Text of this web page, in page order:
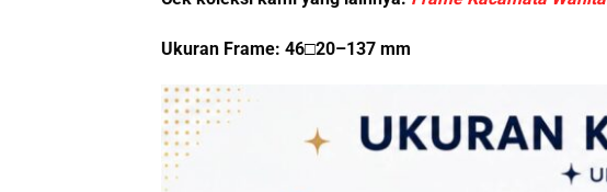
Ukuran Frame: 46□20–137 mm